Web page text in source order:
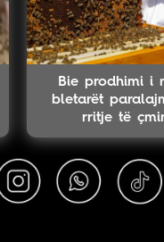
Bie prodhimi i
bletarët
rritje të